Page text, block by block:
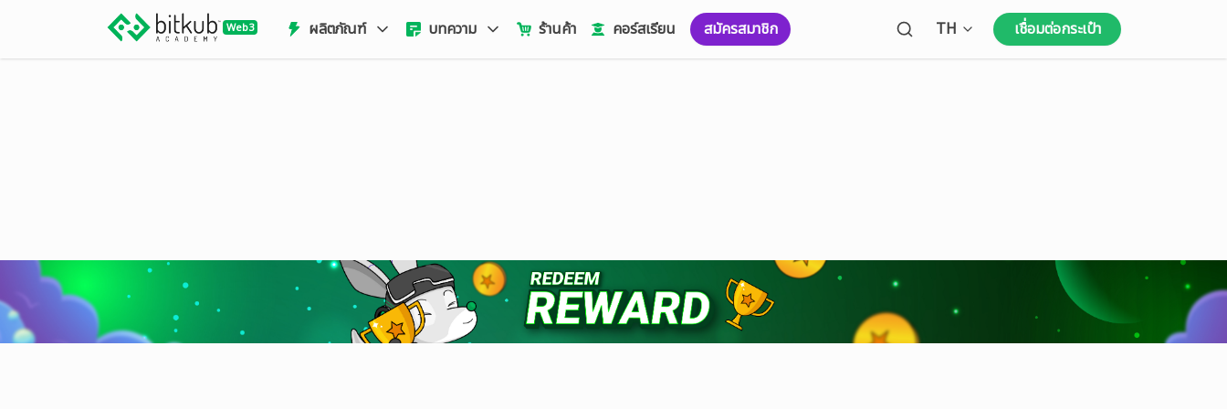
ผลิตภัณฑ์ บทความ ร้านค้า คอร์สเรียน สมัครสมาชิก Open language menu
TH เชื่อมต่อกระเป๋า